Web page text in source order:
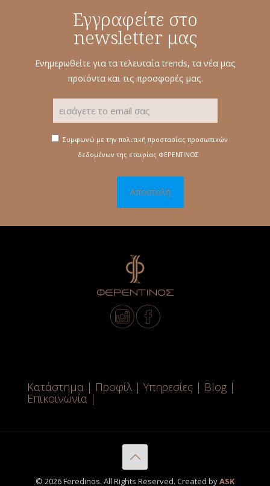
Εγγραφείτε στο
newsletter μας
Ενημερωθείτε για τα τελευταία trends, τα νέα μας
προϊόντα και τις προσφορές μας.
Συμφωνώ με την πολιτική προστασίας προσωπικών
δεδομένων της εταιρίας ΦΕΡΕΝΤΙΝΟΣ
Κατάστημα | Προφίλ | Υπηρεσίες | Blog |
Επικοινωνία |
© 2026 Feredinos. All Rights Reserved. Created byASK